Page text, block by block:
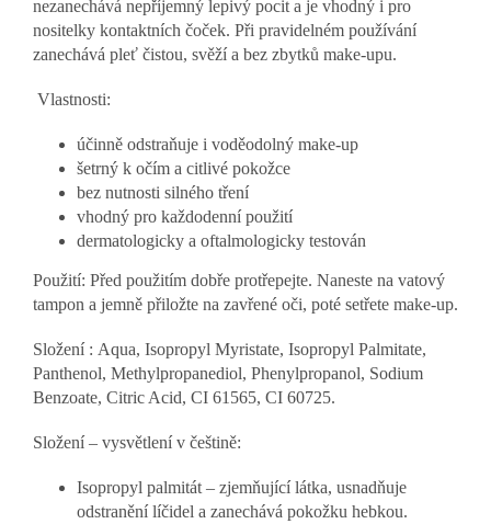
nezanechává nepříjemný lepivý pocit a je vhodný i pro
nositelky kontaktních čoček. Při pravidelném používání
zanechává pleť čistou, svěží a bez zbytků make-upu.
Vlastnosti:
účinně odstraňuje i voděodolný make-up
šetrný k očím a citlivé pokožce
bez nutnosti silného tření
vhodný pro každodenní použití
dermatologicky a oftalmologicky testován
Použití: Před použitím dobře protřepejte. Naneste na vatový
tampon a jemně přiložte na zavřené oči, poté setřete make-up.
Složení : Aqua, Isopropyl Myristate, Isopropyl Palmitate,
Panthenol, Methylpropanediol, Phenylpropanol, Sodium
Benzoate, Citric Acid, CI 61565, CI 60725.
Složení – vysvětlení v češtině:
Isopropyl palmitát – zjemňující látka, usnadňuje
odstranění líčidel a zanechává pokožku hebkou.